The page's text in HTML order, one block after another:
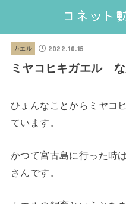
カエル 2022.10.15
ミヤコヒキガエル
ひょんなことからミヤコ
ています。
かつて宮古島に行った時
さんです。